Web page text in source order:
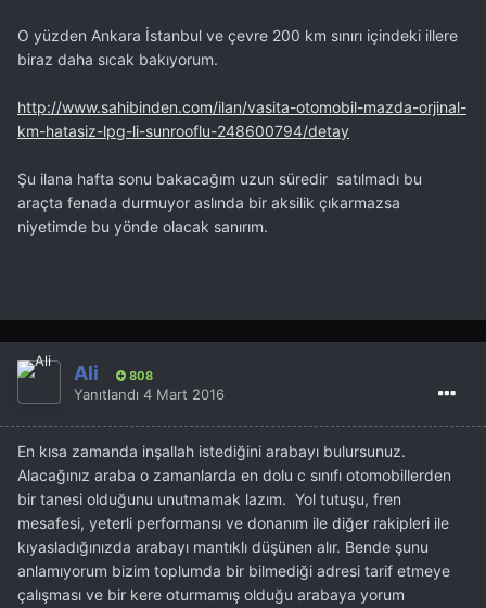
olur... (10 yaşında araba neticede...)
kadar donanımdan vazgeçilmez...
Fiyat 28bin, 30bin'e kadar çıkabilirim en fazla....
Herkese kazasız belasız..İyi günler Dilerim
O yüzden Ankara İstanbul ve çevre 200 km sınırı içindeki illere
biraz daha sıcak bakıyorum.
http://www.sahibinden.com/ilan/vasita-otomobil-mazda-orjinal-
km-hatasiz-lpg-li-sunrooflu-248600794/detay
Şu ilana hafta sonu bakacağım uzun süredir satılmadı bu
araçta fenada durmuyor aslında bir aksilik çıkarmazsa
niyetimde bu yönde olacak sanırım.
Ali 808
Yanıtlandı 4 Mart 2016
En kısa zamanda inşallah istediğini arabayı bulursunuz.
Alacağınız araba o zamanlarda en dolu c sınıfı otomobillerden
bir tanesi olduğunu unutmamak lazım. Yol tutuşu, fren
mesafesi, yeterli performansı ve donanım ile diğer rakipleri ile
kıyasladığınızda arabayı mantıklı düşünen alır. Bende şunu
anlamıyorum bizim toplumda bir bilmediği adresi tarif etmeye
çalışması ve bir kere oturmamış olduğu arabaya yorum